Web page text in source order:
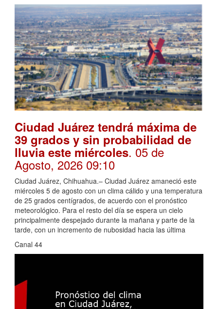
Ciudad Juárez tendrá máxima de
39 grados y sin probabilidad de
lluvia este miércoles. 05 de
Agosto, 2026 09:10
Ciudad Juárez, Chihuahua.– Ciudad Juárez amaneció este
miércoles 5 de agosto con un clima cálido y una temperatura
de 25 grados centígrados, de acuerdo con el pronóstico
meteorológico. Para el resto del día se espera un cielo
principalmente despejado durante la mañana y parte de la
tarde, con un incremento de nubosidad hacia las última
Canal 44